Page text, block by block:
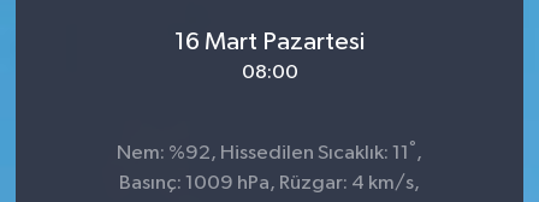
16 Mart Pazartesi
08:00
Nem: %92, Hissedilen Sıcaklık: 11 ° ,
Basınç: 1009 hPa, Rüzgar: 4 km/s,